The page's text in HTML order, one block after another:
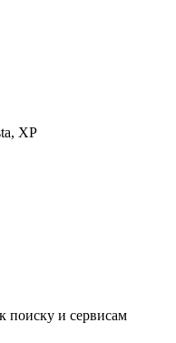
XP
поиску и сервисам